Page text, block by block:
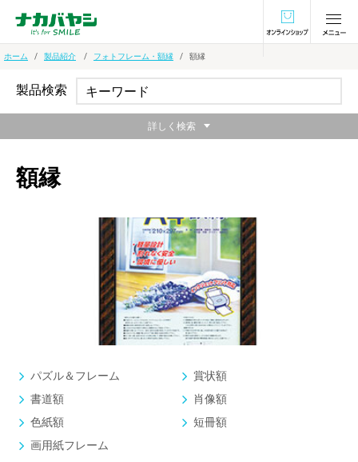
オンラインショ
ホーム 製品紹介 フォトフレーム・額縁 額縁
額縁
パズル＆フレーム
賞状額
書道額
肖像額
色紙額
短冊額
画用紙フレーム
製品検索
詳しく検索